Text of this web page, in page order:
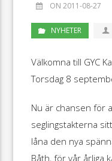
ON 2011-08-27
NYHETER
Välkomna till GYC
Torsdag 8
Nu är chansen för
seglingstakterna
låna den nya
Båth, för vår årliga